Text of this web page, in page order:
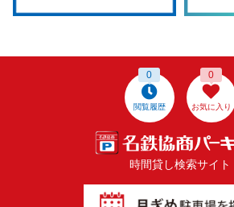
閲覧履歴
0
お気に入り
0
時間貸し検索サイト